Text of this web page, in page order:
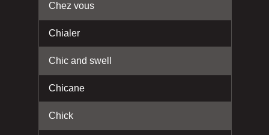
Chez vous
Chialer
Chic and swell
Chicane
Chick